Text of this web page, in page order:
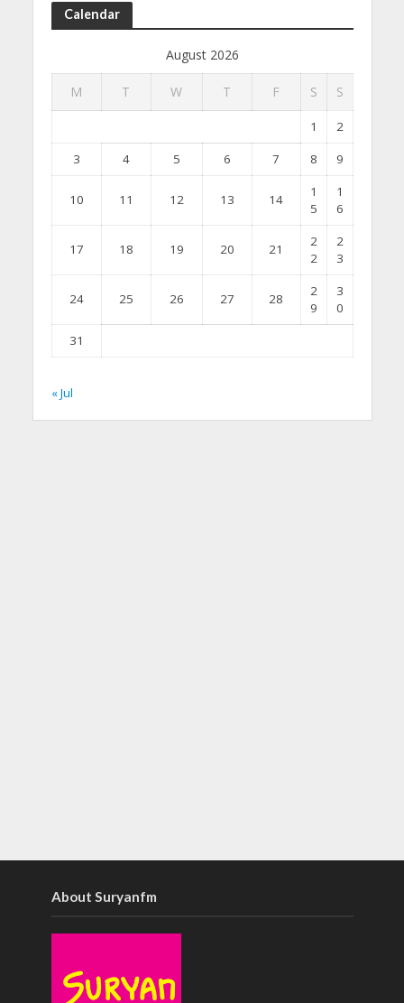
Calendar
August 2026
M T W T F S S
1
2
3
4 5 6 7 8 9
10 11 12 13 14
1
5
1
6
17 18 19 20 21
2
2
2
3
24 25 26 27 28
2
9
3
0
31
« Jul
About Suryanfm